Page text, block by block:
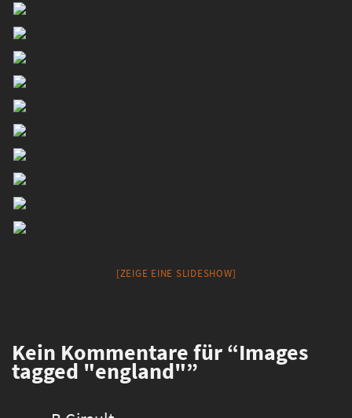
[ZEIGE EINE SLIDESHOW]
Kein Kommentare für “Images
tagged "england"”